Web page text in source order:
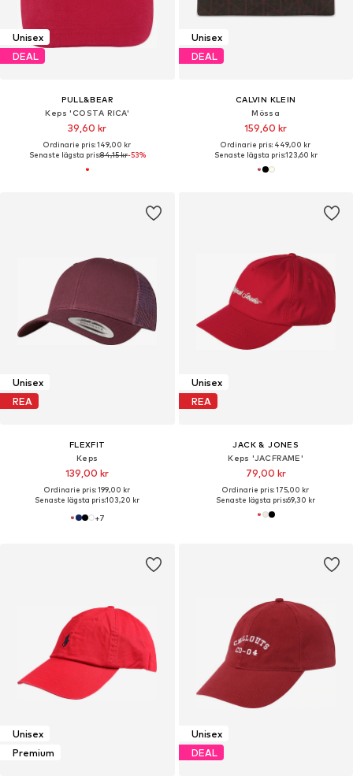
Unisex
DEAL
PULL&BEAR
Keps 'COSTA RICA'
39,60 kr
Ordinarie pris: 149,00 kr
Senaste lägsta pris:84,15 kr-53%
Unisex
DEAL
CALVIN KLEIN
Mössa
159,60 kr
Ordinarie pris: 449,00 kr
Senaste lägsta pris:123,60 kr
Unisex
REA
FLEXFIT
Keps
139,00 kr
Ordinarie pris: 199,00 kr
Senaste lägsta pris:103,20 kr
+7
Unisex
REA
JACK & JONES
Keps 'JACFRAME'
79,00 kr
Ordinarie pris: 175,00 kr
Senaste lägsta pris:69,30 kr
Unisex
Premium
Unisex
DEAL